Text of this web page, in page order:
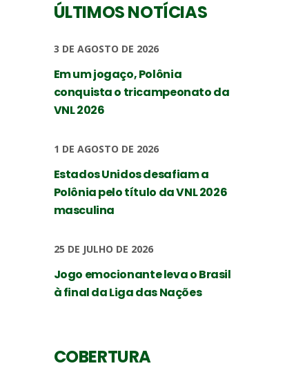
ÚLTIMOS NOTÍCIAS
3 DE AGOSTO DE 2026
Em um jogaço, Polônia
conquista o tricampeonato da
VNL 2026
1 DE AGOSTO DE 2026
Estados Unidos desafiam a
Polônia pelo título da VNL 2026
masculina
25 DE JULHO DE 2026
Jogo emocionante leva o Brasil
à final da Liga das Nações
COBERTURA